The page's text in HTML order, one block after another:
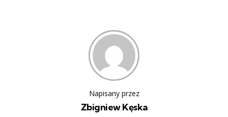
Napisany przez
Zbigniew Kęska